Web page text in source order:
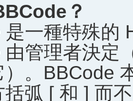
？
是一種特殊的
由管理者決定
）。BBCode
弧 [ 和 ] 而